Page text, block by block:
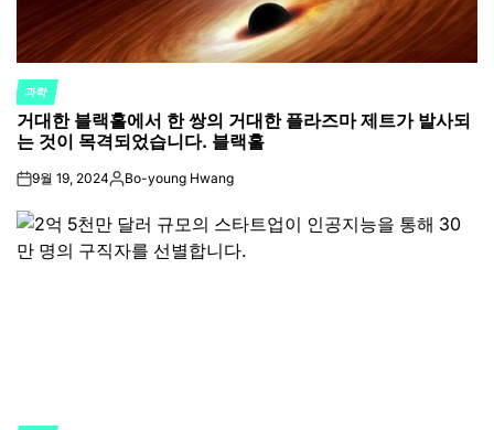
POSTED
IN
과학
거대한 블랙홀에서 한 쌍의 거대한 플라즈마 제트가 발사되
는 것이 목격되었습니다. 블랙홀
on9월 19, 2024Posted
Bo-young Hwang